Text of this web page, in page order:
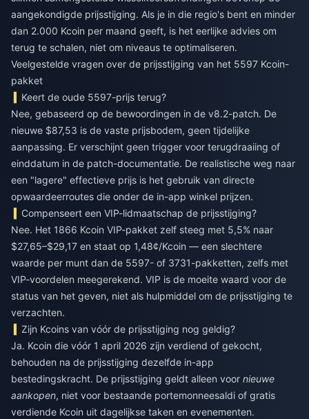
aangekondigde prijsstijging. Als je in die regio's bent en minder
dan 2.000 Kcoin per maand geeft, is het eerlijke advies om
terug te schalen, niet om niveaus te optimaliseren.
Veelgestelde vragen over de prijsstijging van het 5597 Kcoin-
pakket
Keert de oude 5597-prijs terug?
Nee, gebaseerd op de bewoordingen in de v8.2-patch. De
nieuwe $87,53 is de vaste prijsbodem, geen tijdelijke
aanpassing. Er verschijnt geen trigger voor terugdraaiing of
einddatum in de patch-documentatie. De realistische weg naar
een "lagere" effectieve prijs is het gebruik van directe
opwaardeerroutes die onder de in-app winkel prijzen.
Compenseert een VIP-lidmaatschap de prijsstijging?
Nee. Het 1866 Kcoin VIP-pakket zelf steeg met 5,5% naar
$27,65–$29,17 en staat op 1,48¢/Kcoin — een slechtere
waarde per munt dan de 5597- of 3731-pakketten, zelfs met
VIP-voordelen meegerekend. VIP is de moeite waard voor de
status van het geven, niet als hulpmiddel om de prijsstijging te
verzachten.
Zijn Kcoins van vóór de prijsstijging nog geldig?
Ja. Kcoin die vóór 1 april 2026 zijn verdiend of gekocht,
behouden na de prijsstijging dezelfde in-app
bestedingskracht. De prijsstijging geldt alleen voor nieuwe
aankopen, niet voor bestaande portemonneesaldi of gratis
verdiende Kcoin uit dagelijkse taken en evenementen.